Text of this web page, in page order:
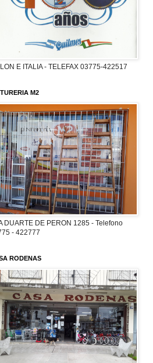
E ITALIA - TELEFAX 03775-422517
M2
DUARTE DE PERON 1285 - Telefono
- 422777
RODENAS